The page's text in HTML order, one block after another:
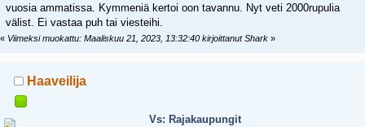
vuosia ammatissa. Kymmeniä kertoi oon tavannu. Nyt veti 2000rupulia
välist. Ei vastaa puh tai viesteihi.
« Viimeksi muokattu: Maaliskuu 21, 2023, 13:32:40 kirjoittanut Shark »
Haaveilija
Vs: Rajakaupungit